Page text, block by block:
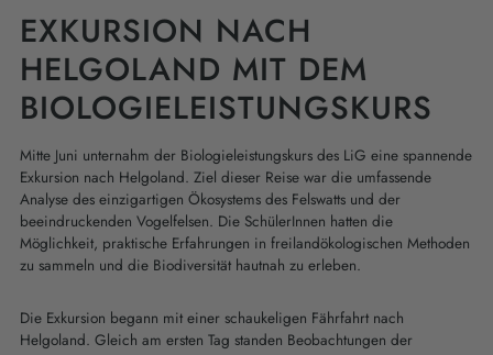
EXKURSION NACH
HELGOLAND MIT DEM
BIOLOGIELEISTUNGSKURS
Mitte Juni unternahm der Biologieleistungskurs des LiG eine spannende
Exkursion nach Helgoland. Ziel dieser Reise war die umfassende
Analyse des einzigartigen Ökosystems des Felswatts und der
beeindruckenden Vogelfelsen. Die SchülerInnen hatten die
Möglichkeit, praktische Erfahrungen in freilandökologischen Methoden
zu sammeln und die Biodiversität hautnah zu erleben.
Die Exkursion begann mit einer schaukeligen Fährfahrt nach
Helgoland. Gleich am ersten Tag standen Beobachtungen der